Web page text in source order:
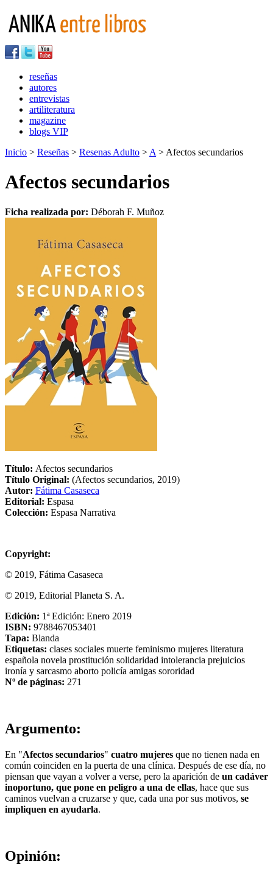
reseñas
autores
entrevistas
artiliteratura
magazine
blogs VIP
Inicio > Reseñas > Resenas Adulto > A > Afectos secundarios
Afectos secundarios
Ficha realizada por: Déborah F. Muñoz
Título: Afectos secundarios
Título Original: (Afectos secundarios, 2019)
Autor: Fátima Casaseca
Editorial: Espasa
Colección: Espasa Narrativa
Copyright:
© 2019, Fátima Casaseca
© 2019, Editorial Planeta S. A.
Edición: 1ª Edición: Enero 2019
ISBN: 9788467053401
Tapa: Blanda
Etiquetas: clases sociales muerte feminismo mujeres literatura
española novela prostitución solidaridad intolerancia prejuicios
ironía y sarcasmo aborto policía amigas sororidad
Nº de páginas: 271
Argumento:
En "Afectos secundarios" cuatro mujeres que no tienen nada en
común coinciden en la puerta de una clínica. Después de ese día, no
piensan que vayan a volver a verse, pero la aparición de un cadáver
inoportuno, que pone en peligro a una de ellas, hace que sus
caminos vuelvan a cruzarse y que, cada una por sus motivos, se
impliquen en ayudarla.
Opinión: